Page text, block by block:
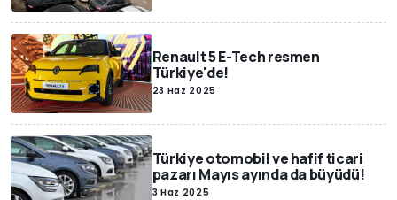
Renault 5 E-Tech resmen
Türkiye'de!
23 Haz 2025
Türkiye otomobil ve hafif ticari
pazarı Mayıs ayında da büyüdü!
3 Haz 2025